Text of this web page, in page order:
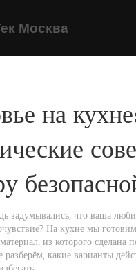
на
задумывались, что ваша
На кухне мы
из которого сделана
какие варианты